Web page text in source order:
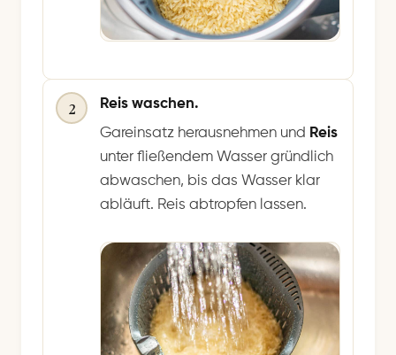
2
Reis waschen.
Gareinsatz herausnehmen und Reis
unter fließendem Wasser gründlich
abwaschen, bis das Wasser klar
abläuft. Reis abtropfen lassen.